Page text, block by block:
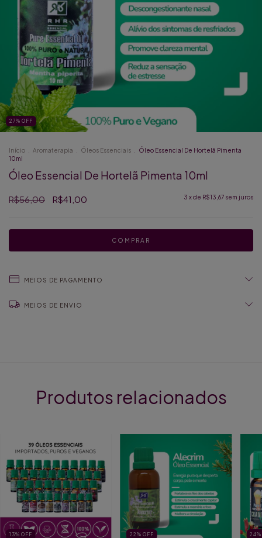
27% OFF
Início Aromaterapia Óleos Essenciais
Óleo Essencial De Hortelã Pimenta
10ml
Óleo Essencial De Hortelã Pimenta 10ml
R$56,00 R$41,00 3 x de R$13,67 sem juros
MEIOS DE PAGAMENTO
MEIOS DE ENVIO
Produtos relacionados
13% OFF 22 % OFF 24